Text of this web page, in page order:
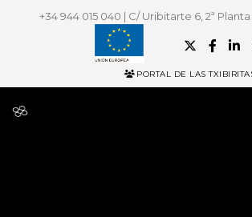
+34 944 015 040 | C/ Uribitarte 6, 2ª
PORTAL DE LAS